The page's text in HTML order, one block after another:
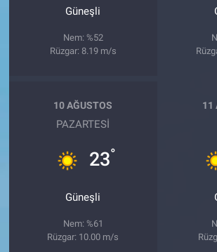
Güneşli
Nem: %52
Rüzgar: 8.19 m/s
10 AĞUSTOS
PAZARTESI
23°
Güneşli
Nem: %61
Rüzgar: 10.00 m/s
11